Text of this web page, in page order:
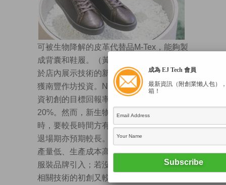
可被生物降解的皮革代替品M-Tex，能夠製
成背囊和鞋履。（黃俊耀攝）
於店內展示技術的新生物料初創，部分已
獲南豐作坊投資。Nunes指南豐作坊對投
資初創的目標回報率，一般介乎15%至
20%。然而，新生物料在實驗室研發需
時，要較長時間方有機會推出市場，投資
退場期亦預期較長。她又提到，新生物料
產量低、生產成本高，本身不易吸引大型
服裝品牌引入；若沒有大品牌支持，開發
相關技術的初創又較難得到投資者垂青，
成為 EJ Tech 會員
最新資訊（附創業懶人包）
箱！